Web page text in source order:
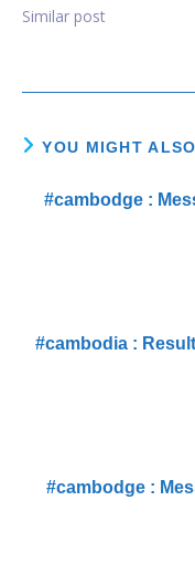
Cambodge, du droit à
គោរពសិទ្ធិមនុស្សឲ្យបាន
បញ្ចេញមតិ សិទ្ធិតវ៉ាដោយអហិ
ហើយនឹងសិទ្ធិជួបជុំ UN envoy
Similar post
YOU MIGHT
#cambodge :
#cambodia :
#cambodge :